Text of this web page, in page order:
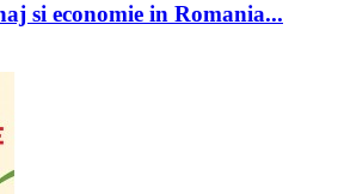
si economie in Romania...